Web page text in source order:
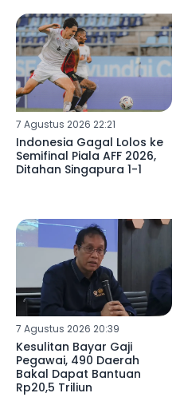
7 Agustus 2026 22:21
Indonesia Gagal Lolos ke
Semifinal Piala AFF 2026,
Ditahan Singapura 1-1
7 Agustus 2026 20:39
Kesulitan Bayar Gaji
Pegawai, 490 Daerah
Bakal Dapat Bantuan
Rp20,5 Triliun